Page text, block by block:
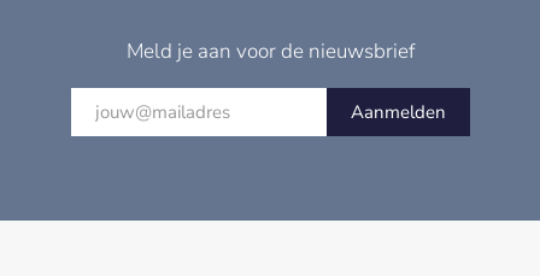
Meld je aan voor de nieuwsbrief
Aanmelden